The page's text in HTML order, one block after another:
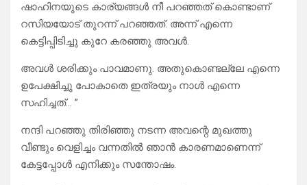
ഷാഹിനയുടെ കാര്യങ്ങൾ നീ പറഞ്ഞത് കൊണ്ടാണ്
റസിയയോട് തുറന്ന് പറഞ്ഞത്. അന്ന് എന്നെ
കെട്ടിപ്പിടിച്ചു കുറേ കരഞ്ഞു അവൾ.
അവൾ ശരിക്കും പാവമാണു. അതുകൊണ്ടല്ലേ എന്നെ
ഉപേക്ഷിച്ചു പോകാതെ ഇത്രയും നാൾ എന്നെ
സഹിച്ചത്… ”
നന്ദി പറഞ്ഞു തിരിഞ്ഞു നടന്ന അവന്റെ മുഖത്തു
വീണ്ടും വെളിച്ചം വന്നതിൽ ഞാൻ കാരണമാണെന്ന്
കേട്ടപ്പോൾ എനിക്കും സന്തോഷം.